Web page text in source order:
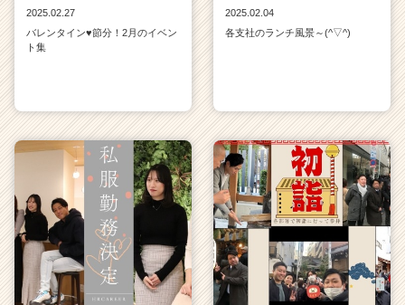
2025.02.27
バレンタイン♥節分！2月のイベン
ト集
2025.02.04
各支社のランチ風景～(^▽^)